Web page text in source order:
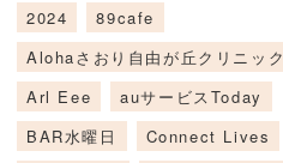
2024
89cafe
Alohaさおり自由が丘クリニック
Arl Eee
auサービスToday
BAR水曜日
Connect Lives